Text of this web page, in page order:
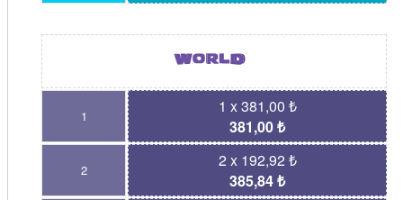
1
1 x 381,00 ₺
381,00 ₺
2
2 x 192,92 ₺
385,84 ₺